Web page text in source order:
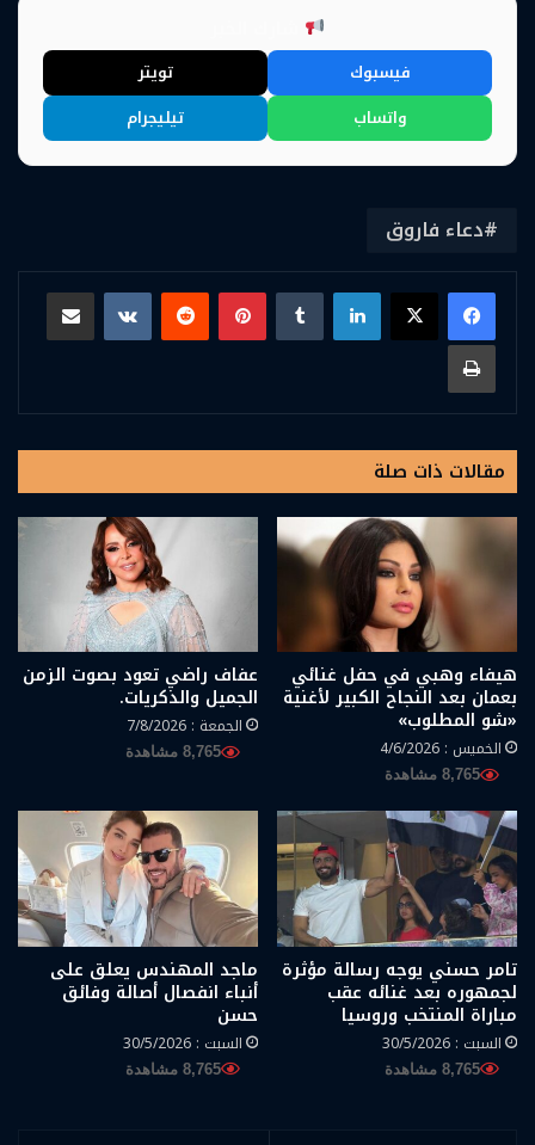
فيسبوك
تويتر
واتساب
تيليجرام
دعاء فاروق
لينكدإن بينتيريست
مشاركة عبر البريد
طباعة
مقالات ذات صلة
هيفاء وهبي في حفل غنائي
بعمان بعد النجاح الكبير لأغنية
«شو المطلوب»
الخميس : 4/6/2026
8,765 مشاهدة
عفاف راضي تعود بصوت الزمن
الجميل والذكريات.
الجمعة : 7/8/2026
8,765 مشاهدة
تامر حسني يوجه رسالة مؤثرة
لجمهوره بعد غنائه عقب
مباراة المنتخب وروسيا
السبت : 30/5/2026
8,765 مشاهدة
ماجد المهندس يعلق على
أنباء انفصال أصالة وفائق
حسن
السبت : 30/5/2026
8,765 مشاهدة